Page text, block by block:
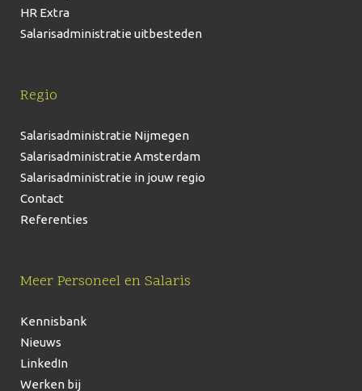
HR Extra
Salarisadministratie uitbesteden
Regio
Salarisadministratie Nijmegen
Salarisadministratie Amsterdam
Salarisadministratie in jouw regio
Contact
Referenties
Meer Personeel en Salaris
Kennisbank
Nieuws
LinkedIn
Werken bij